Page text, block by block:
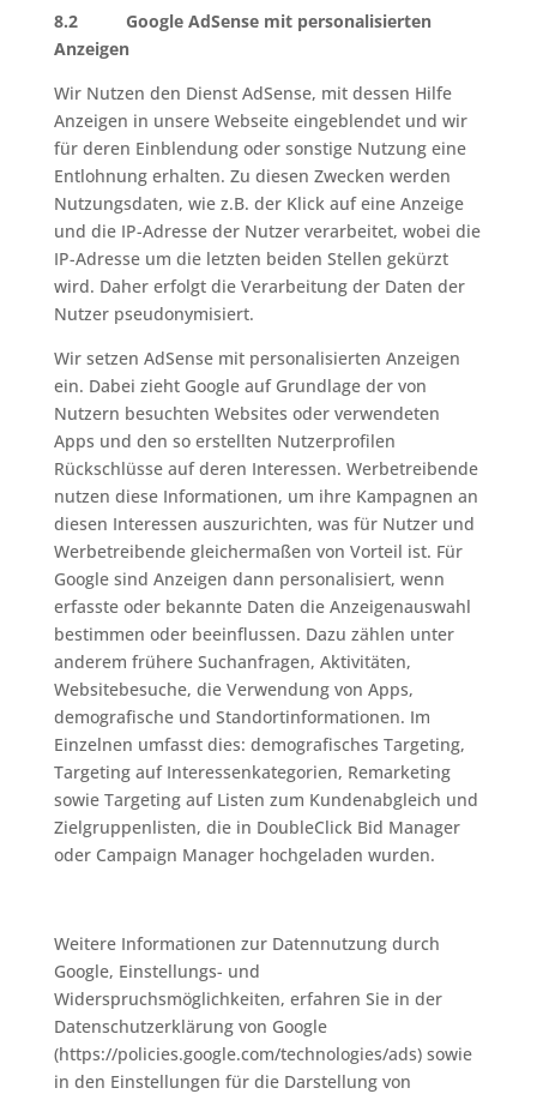
8.2 Google AdSense mit personalisierten
Anzeigen
Wir Nutzen den Dienst AdSense, mit dessen Hilfe
Anzeigen in unsere Webseite eingeblendet und wir
für deren Einblendung oder sonstige Nutzung eine
Entlohnung erhalten. Zu diesen Zwecken werden
Nutzungsdaten, wie z.B. der Klick auf eine Anzeige
und die IP-Adresse der Nutzer verarbeitet, wobei die
IP-Adresse um die letzten beiden Stellen gekürzt
wird. Daher erfolgt die Verarbeitung der Daten der
Nutzer pseudonymisiert.
Wir setzen AdSense mit personalisierten Anzeigen
ein. Dabei zieht Google auf Grundlage der von
Nutzern besuchten Websites oder verwendeten
Apps und den so erstellten Nutzerprofilen
Rückschlüsse auf deren Interessen. Werbetreibende
nutzen diese Informationen, um ihre Kampagnen an
diesen Interessen auszurichten, was für Nutzer und
Werbetreibende gleichermaßen von Vorteil ist. Für
Google sind Anzeigen dann personalisiert, wenn
erfasste oder bekannte Daten die Anzeigenauswahl
bestimmen oder beeinflussen. Dazu zählen unter
anderem frühere Suchanfragen, Aktivitäten,
Websitebesuche, die Verwendung von Apps,
demografische und Standortinformationen. Im
Einzelnen umfasst dies: demografisches Targeting,
Targeting auf Interessenkategorien, Remarketing
sowie Targeting auf Listen zum Kundenabgleich und
Zielgruppenlisten, die in DoubleClick Bid Manager
oder Campaign Manager hochgeladen wurden.
Weitere Informationen zur Datennutzung durch
Google, Einstellungs- und
Widerspruchsmöglichkeiten, erfahren Sie in der
Datenschutzerklärung von Google
(https://policies.google.com/technologies/ads) sowie
in den Einstellungen für die Darstellung von